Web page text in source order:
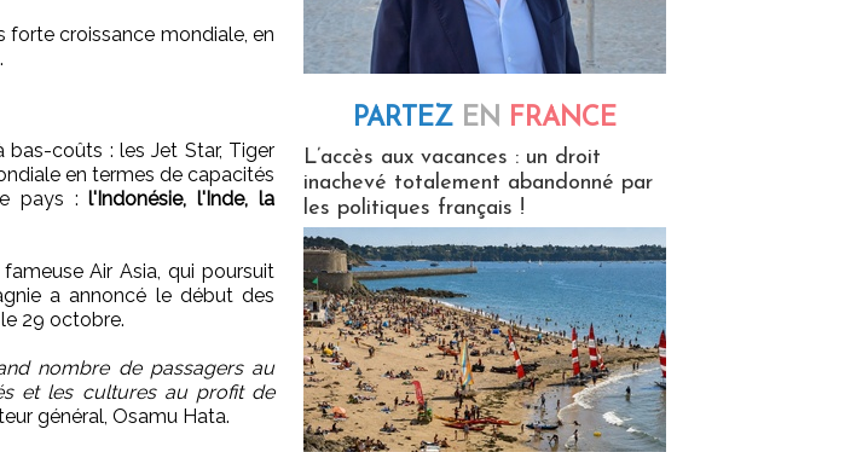
forte croissance mondiale, en
coûts : les Jet Star, Tiger
en termes de capacités
pays : l'Indonésie, l'Inde, la
Air Asia, qui poursuit
a annoncé le début des
29 octobre.
nombre de passagers au
et les cultures au profit de
général, Osamu Hata.
PARTEZ EN FRANCE
L’accès aux vacances : un droit
inachevé totalement abandonné par
les politiques français !